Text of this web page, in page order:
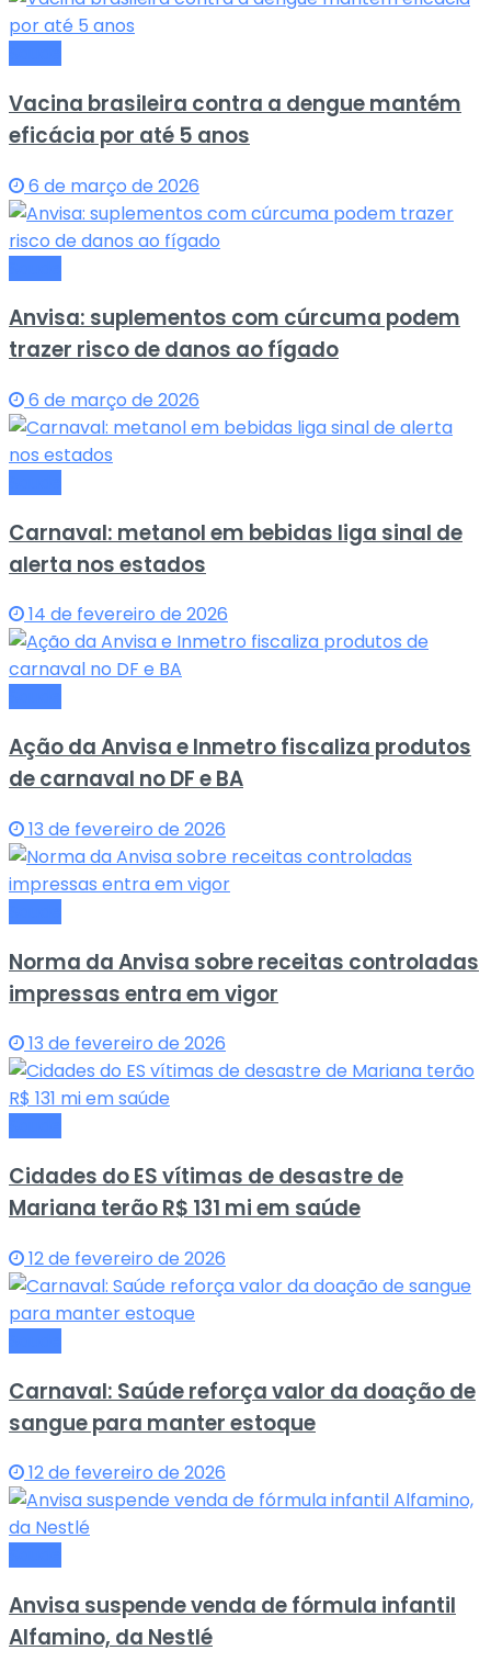
Vacina brasileira contra a dengue mantém
eficácia por até 5 anos
6 de março de 2026
Anvisa: suplementos com cúrcuma podem
trazer risco de danos ao fígado
6 de março de 2026
Carnaval: metanol em bebidas liga sinal de
alerta nos estados
14 de fevereiro de 2026
Ação da Anvisa e Inmetro fiscaliza produtos
de carnaval no DF e BA
13 de fevereiro de 2026
Norma da Anvisa sobre receitas controladas
impressas entra em vigor
13 de fevereiro de 2026
Cidades do ES vítimas de desastre de
Mariana terão R$ 131 mi em saúde
12 de fevereiro de 2026
Carnaval: Saúde reforça valor da doação de
sangue para manter estoque
12 de fevereiro de 2026
Anvisa suspende venda de fórmula infantil
Alfamino, da Nestlé